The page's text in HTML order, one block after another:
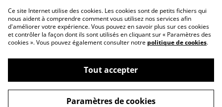
Politique de
Confidentialité
Cookie
©2026MALTES
Ce site Internet utilise des cookies. Les cookies sont de petits fichiers qui
nous aident à comprendre comment vous utilisez nos services afin
d'améliorer votre expérience. Vous pouvez en savoir plus sur ces cookies
et contrôler la façon dont ils sont utilisés en cliquant sur « Paramètres des
cookies ». Vous pouvez également consulter notre politique de cookies.
Tout accepter
Paramètres de cookies